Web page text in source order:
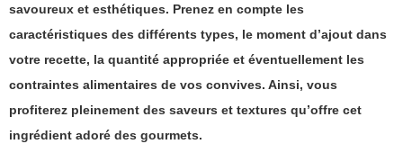
savoureux et esthétiques. Prenez en compte les
caractéristiques des différents types, le moment d’ajout dans
votre recette, la quantité appropriée et éventuellement les
contraintes alimentaires de vos convives. Ainsi, vous
profiterez pleinement des saveurs et textures qu’offre cet
ingrédient adoré des gourmets.